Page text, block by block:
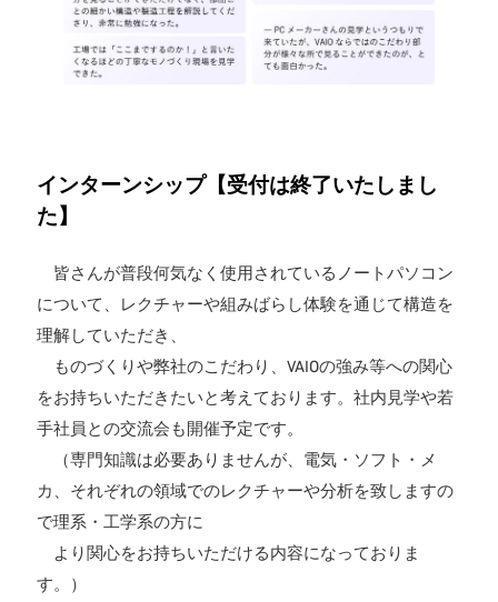
インターンシップ【受付は終了いたしまし
た】
皆さんが普段何気なく使用されているノートパソコン
について、レクチャーや組みばらし体験を通じて構造を
理解していただき、
ものづくりや弊社のこだわり、VAIOの強み等への関心
をお持ちいただきたいと考えております。社内見学や若
手社員との交流会も開催予定です。
（専門知識は必要ありませんが、電気・ソフト・メ
カ、それぞれの領域でのレクチャーや分析を致しますの
で理系・工学系の方に
より関心をお持ちいただける内容になっておりま
す。）